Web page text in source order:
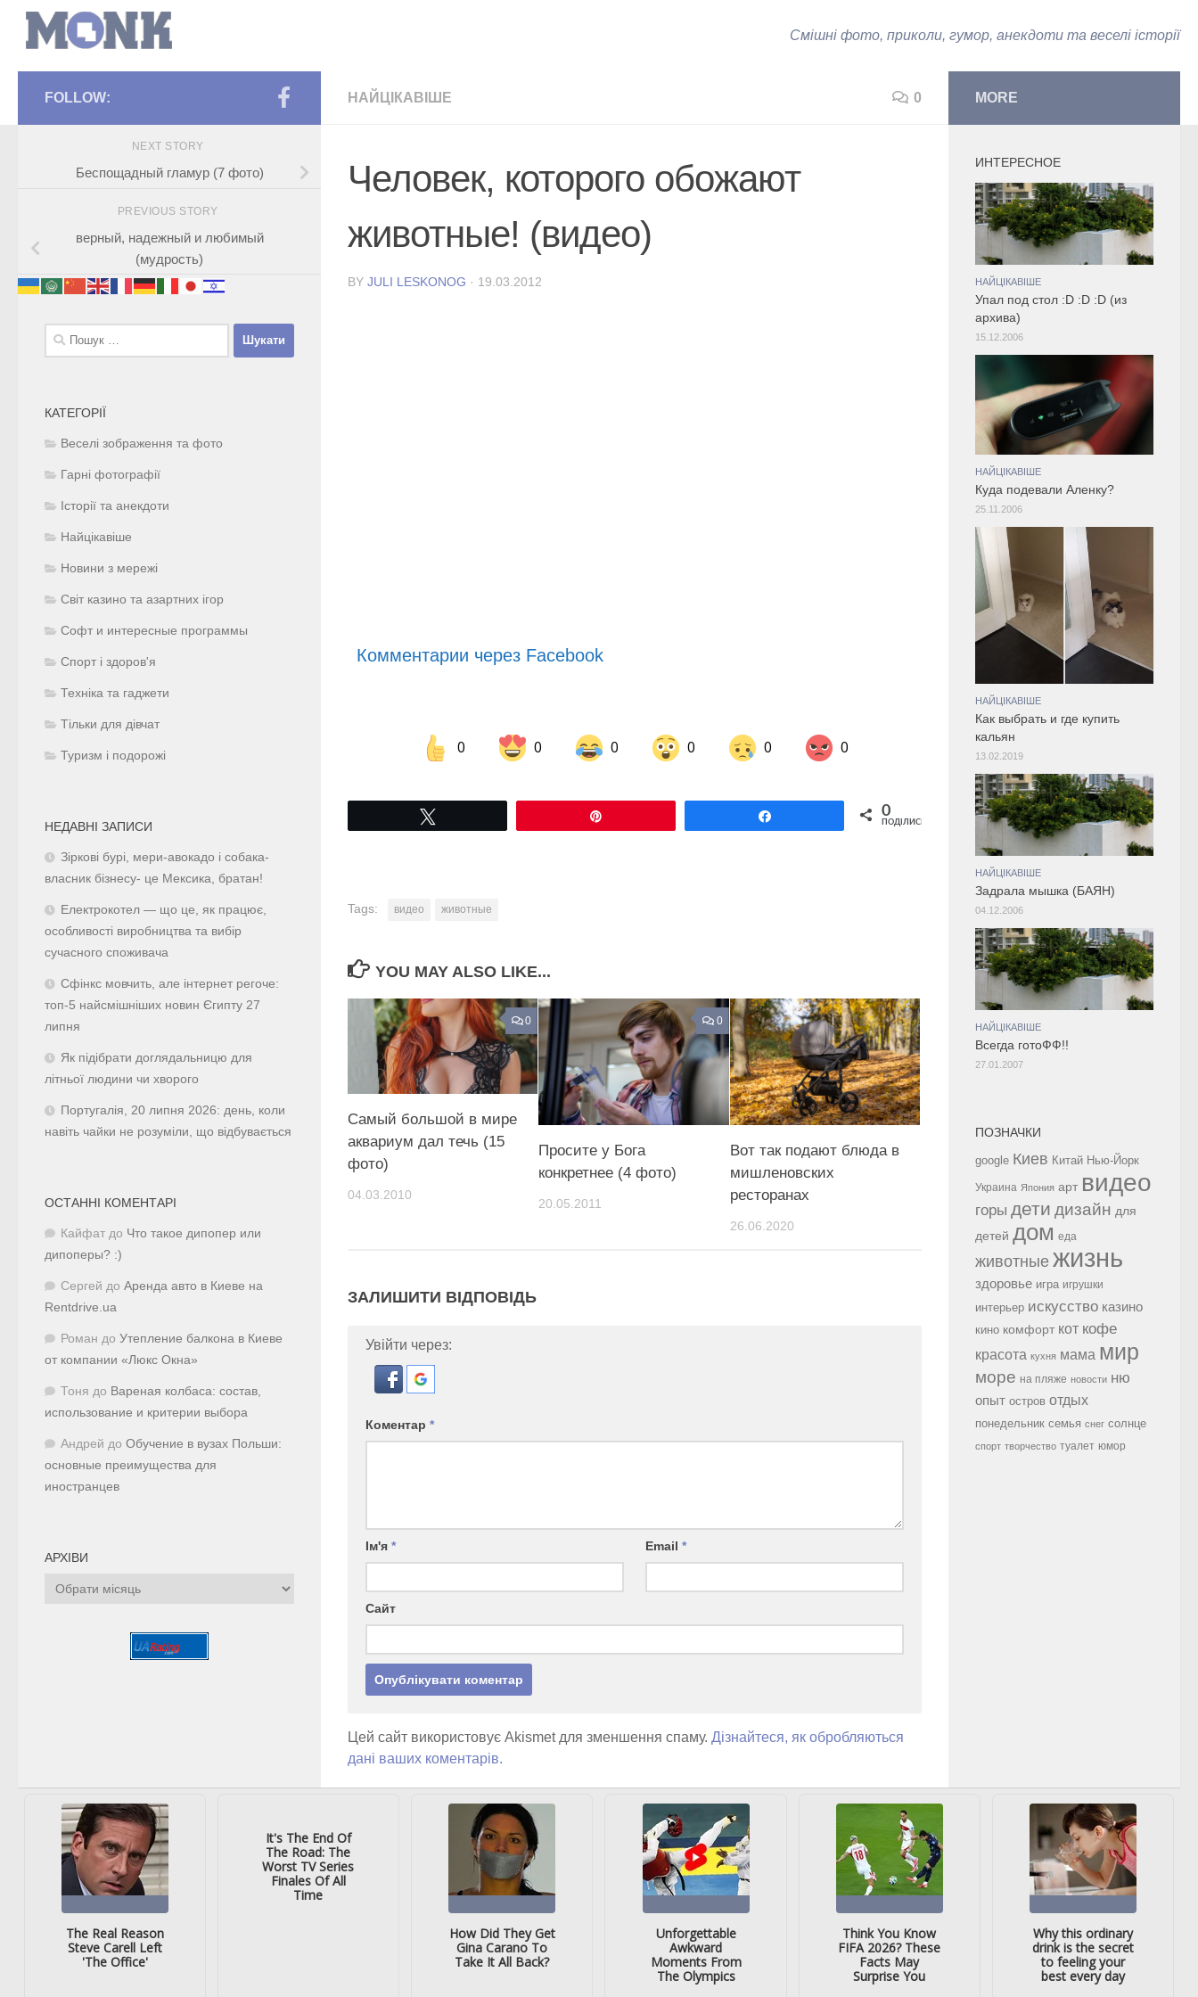
Смішні фото, приколи, гумор, анекдоти та веселі історії
НАЙЦІКАВІШЕ 0
Человек, которого обожают
животные! (видео)
BY JULI LESKONOG · 19.03.2012
Комментарии через Facebook
0 0 0 0 0 0
Share on Facebook Share on LinkedIn Share on Twitter 0
ПОДІЛИСЬ
Tags: видео животные
YOU MAY ALSO LIKE...
0
Самый большой в мире
аквариум дал течь (15
фото)
04.03.2010
0
Просите у Бога
конкретнее (4 фото)
20.05.2011
Вот так подают блюда в
мишленовских
ресторанах
26.06.2020
ЗАЛИШИТИ ВІДПОВІДЬ
Увійти через:
Коментар *
Ім'я * Email*
Сайт
Цей сайт використовує Akismet для зменшення спаму. Дізнайтеся, як обробляються
дані ваших коментарів.
FOLLOW:
NEXT STORY
Беспощадный гламур (7 фото)
PREVIOUS STORY
верный, надежный и любимый
(мудрость)
Пошук:
КАТЕГОРІЇ
Веселі зображення та фото
Гарні фотографії
Історії та анекдоти
Найцікавіше
Новини з мережі
Світ казино та азартних ігор
Софт и интересные программы
Спорт і здоров'я
Техніка та гаджети
Тільки для дівчат
Туризм і подорожі
НЕДАВНІ ЗАПИСИ
Зіркові бурі, мери-авокадо і собака-
власник бізнесу- це Мексика, братан!
Електрокотел — що це, як працює,
особливості виробництва та вибір
сучасного споживача
Сфінкс мовчить, але інтернет регоче:
топ-5 найсмішніших новин Єгипту 27
липня
Як підібрати доглядальницю для
літньої людини чи хворого
Португалія, 20 липня 2026: день, коли
навіть чайки не розуміли, що відбувається
ОСТАННІ КОМЕНТАРІ
Кайфат до Что такое дипопер или
дипоперы? :)
Сергей до Аренда авто в Киеве на
Rentdrive.ua
Роман до Утепление балкона в Киеве
от компании «Люкс Окна»
Тоня до Вареная колбаса: состав,
использование и критерии выбора
Андрей до Обучение в вузах Польши:
основные преимущества для
иностранцев
АРХІВИ
Архіви
MORE
ИНТЕРЕСНОЕ
НАЙЦІКАВІШЕ
Упал под стол :D :D :D (из
архива)
15.12.2006
НАЙЦІКАВІШЕ
Куда подевали Аленку?
25.11.2006
НАЙЦІКАВІШЕ
Как выбрать и где купить
кальян
13.02.2019
НАЙЦІКАВІШЕ
Задрала мышка (БАЯН)
04.12.2006
НАЙЦІКАВІШЕ
Всегда готоФФ!!
27.01.2007
ПОЗНАЧКИ
google Киев Китай Нью-Йорк
Украина Япония арт видео
горы дети дизайн для
детей дом еда
животные жизнь
здоровье игра игрушки
интерьер искусство казино
кино комфорт кот кофе
красота кухня мама мир
море на пляже новости ню
опыт остров отдых
понедельник семья снег солнце
спорт творчество туалет юмор